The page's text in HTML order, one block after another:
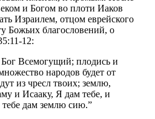
и Богом во плоти Иаков
Израилем, отцом еврейского
Божьих благословений, о
12:
Всемогущий; плодись и
народов будет от
из чресл твоих; землю,
и Исааку, Я дам тебе, и
дам землю сию.”